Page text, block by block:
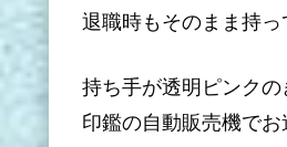
退職時もそのまま持っ
持ち手が透明ピンクの
印鑑の自動販売機でお